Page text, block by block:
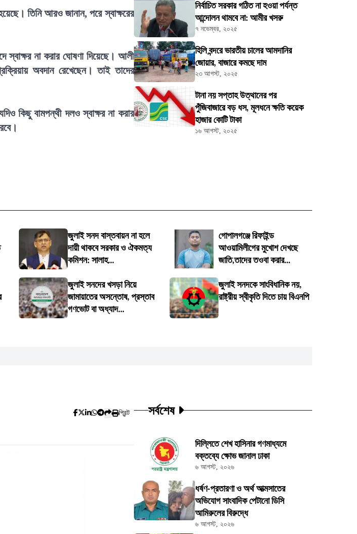
তিনি আরও জানান, পরে স্বাক্ষরের
স্বাক্ষর না করার ঘোষণা দিয়েছে। আলী
অবদান রেখেছেন। তাই তাদের
কিছু বামপন্থী দলও স্বাক্ষর না করার
নির্বাচিত সরকার গঠিত না হওয়া পর্যন্ত
আন্দোলন থামবে না: আমীর খসরু
৭ নভেম্বর, ২০২৫
হিলি বন্দরে ভারতীয় চালের আমদানির
জোয়ার, বাজারে কমছে দাম
২৩ আগস্ট, ২০২৫
টানা নয় সপ্তাহ উত্থানের পর
পুঁজিবাজারে বড় ধস, মূলধনে ক্ষতি কয়েক
হাজার কোটি টাকা
১৬ আগস্ট, ২০২৫
জুলাই সনদ বাস্তবায়ন না হলে
দায়ী থাকবে সরকার ও ঐকমত্য
কমিশন: সালাহ...
গোপালগঞ্জে রিফাইন্ড
আওয়ামিলীগের মুখোশ দেখছে
জাতি,তাদের তওবা করার...
জুলাই সনদের খসড়া নিয়ে
জামায়াতের অসন্তোষ, প্রস্তাব
গণভোট বা অধ্যাদ...
জুলাই সনদকে সাংবিধানিক নয়,
রাষ্ট্রীয় স্বীকৃতি দিতে চায় বিএনপি
প্রিন্ট সর্বশেষ
দিল্লিতে শেখ হাসিনার গণমাধ্যমে
বক্তব্যে ক্ষোভ জানাল ঢাকা
৬ আগস্ট, ২০২৬
ধর্ষণ-প্রতারণা ও অর্থ আত্মসাতের
অভিযোগ সাংবাদিক পেটানো ডিসি
আমিরুলের বিরুদ্ধে
৬ আগস্ট, ২০২৬